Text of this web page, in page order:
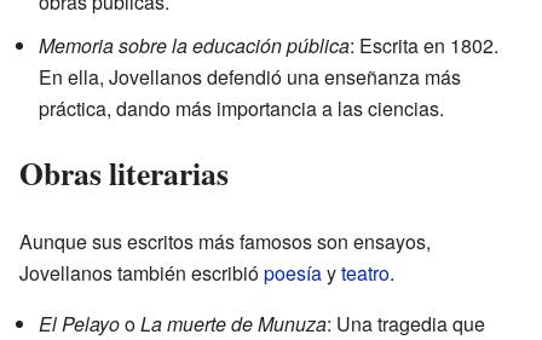
Memoria sobre la educación pública: Escrita en 1802.
En ella, Jovellanos defendió una enseñanza más
práctica, dando más importancia a las ciencias.
Obras literarias
Aunque sus escritos más famosos son ensayos,
Jovellanos también escribiópoesíayteatro.
El PelayooLa muerte de Munuza: Una tragedia que